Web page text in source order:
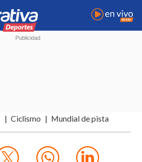
Ciclismo Mundial de pista